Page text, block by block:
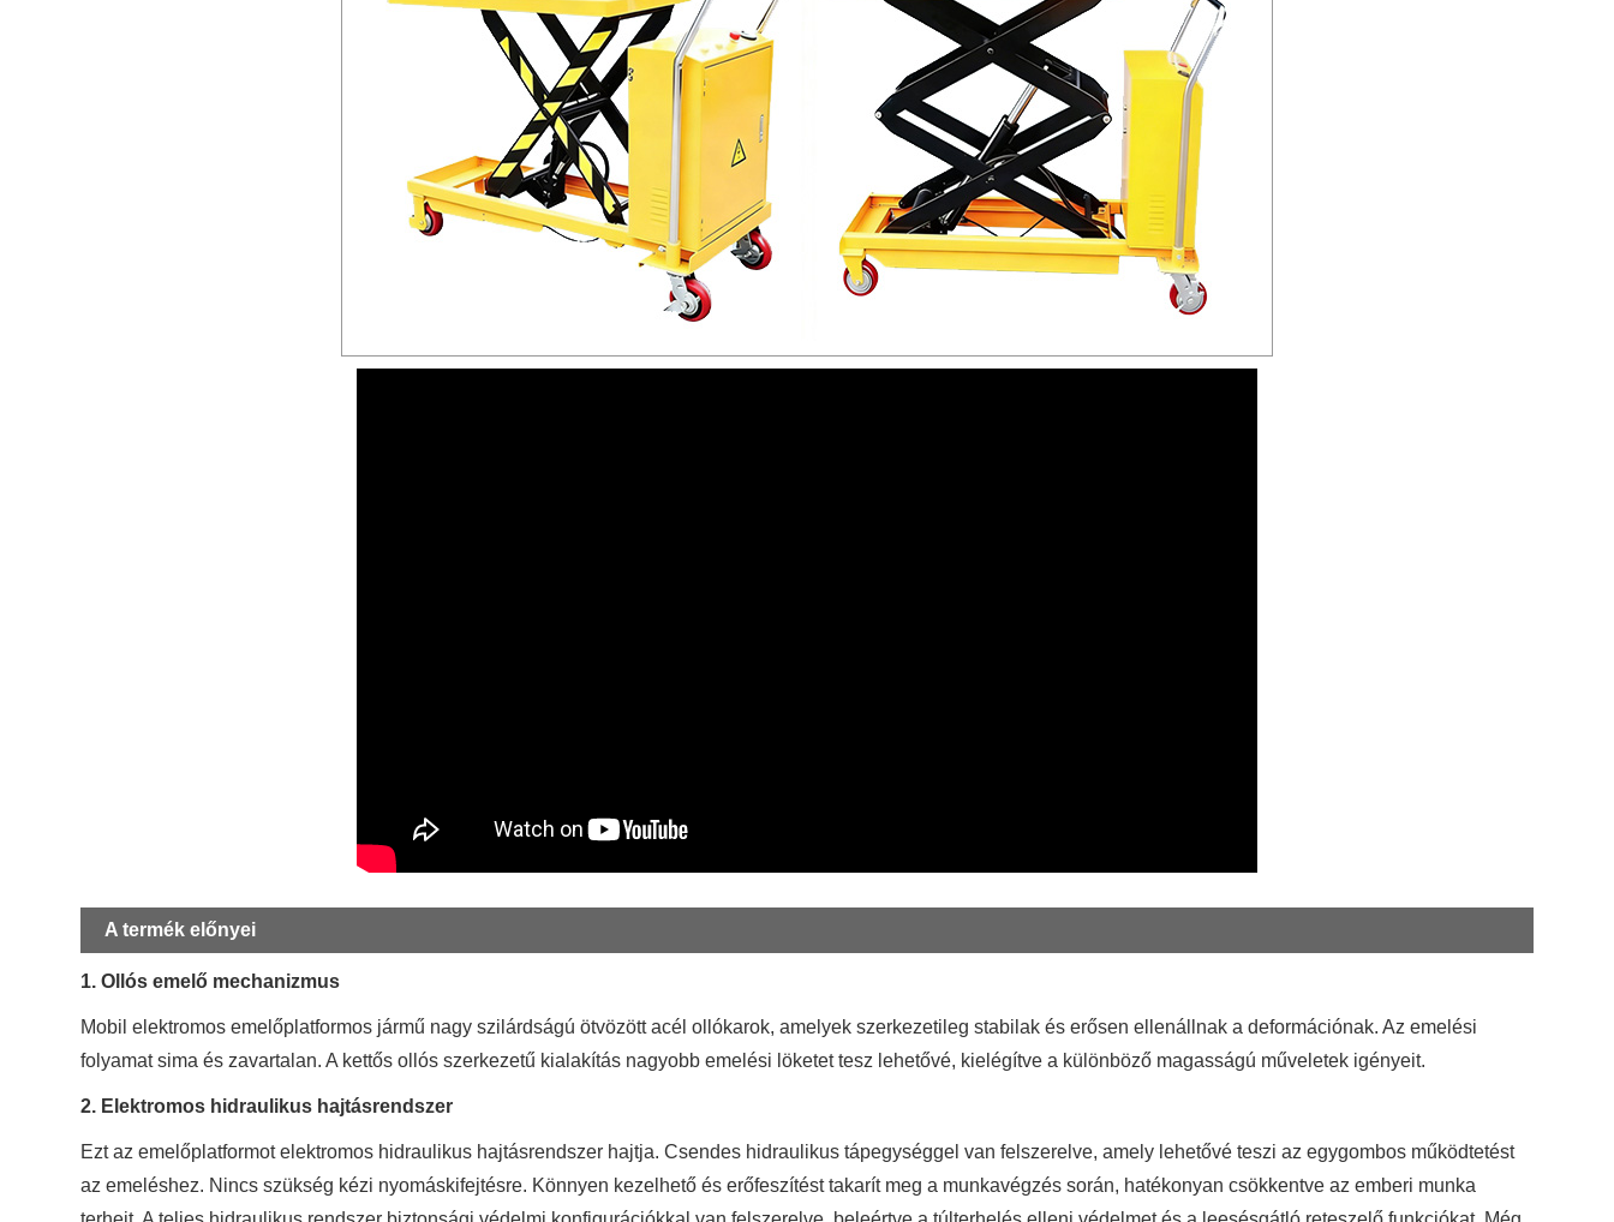
A termék előnyei
1. Ollós emelő mechanizmus
Mobil elektromos emelőplatformos jármű nagy szilárdságú ötvözött acél ollókarok, amelyek szerkezetileg stabilak és erősen ellenállnak a deformációnak. Az emelési
folyamat sima és zavartalan. A kettős ollós szerkezetű kialakítás nagyobb emelési löketet tesz lehetővé, kielégítve a különböző magasságú műveletek igényeit.
2. Elektromos hidraulikus hajtásrendszer
Ezt az emelőplatformot elektromos hidraulikus hajtásrendszer hajtja. Csendes hidraulikus tápegységgel van felszerelve, amely lehetővé teszi az egygombos működtetést
az emeléshez. Nincs szükség kézi nyomáskifejtésre. Könnyen kezelhető és erőfeszítést takarít meg a munkavégzés során, hatékonyan csökkentve az emberi munka